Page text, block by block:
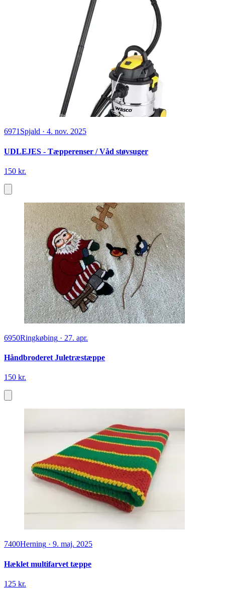
6971Spjald · 4. nov. 2025
UDLEJES - Tæpperenser / Våd støvsuger
150 kr.
6950Ringkøbing · 27. apr.
Håndbroderet Juletræstæppe
150 kr.
7400Herning · 9. maj. 2025
Hæklet multifarvet tæppe
125 kr.